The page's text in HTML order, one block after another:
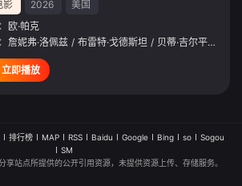
影 2026
美国
欧·帕克
詹妮弗·洛佩兹 / 布雷特·戈德斯坦 / 贝蒂·吉尔平 /
立即播放
排行榜 MAP RSS Baidu Google Bing so
Sogou
SM
享站点所提供的公开引用资源，未提供资源上传、存储服务。